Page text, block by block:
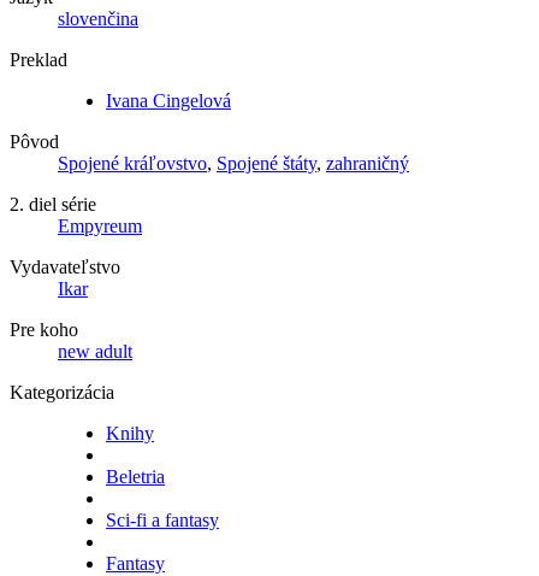
slovenčina
Preklad
Ivana Cingelová
Pôvod
Spojené kráľovstvo, Spojené štáty, zahraničný
2. diel série
Empyreum
Vydavateľstvo
Ikar
Pre koho
new adult
Kategorizácia
Knihy
Beletria
Sci-fi a fantasy
Fantasy